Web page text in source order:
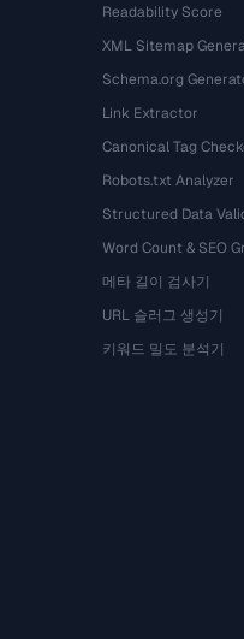
Readability Score
XML Sitemap
Schema.org
Link Extractor
Canonical Tag
Robots.txt Analyzer
Structured Data
Word Count & SEO
메타 길이 검사기
URL 슬러그 생성기
키워드 밀도 분석기